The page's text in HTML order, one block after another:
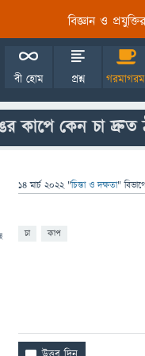
বিজ্ঞান ও
বী হোম প্রশ্ন
কাপে কেন চা দ্রুত
14 মার্চ 2022 "চিন্তা ও দক্ষতা"
চা কাপ